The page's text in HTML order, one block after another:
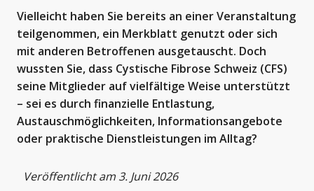
Vielleicht haben Sie bereits an einer Veranstaltung
teilgenommen, ein Merkblatt genutzt oder sich
mit anderen Betroffenen ausgetauscht. Doch
wussten Sie, dass Cystische Fibrose Schweiz (CFS)
seine Mitglieder auf vielfältige Weise unterstützt
– sei es durch finanzielle Entlastung,
Austauschmöglichkeiten, Informationsangebote
oder praktische Dienstleistungen im Alltag?
Veröffentlicht am 3. Juni 2026